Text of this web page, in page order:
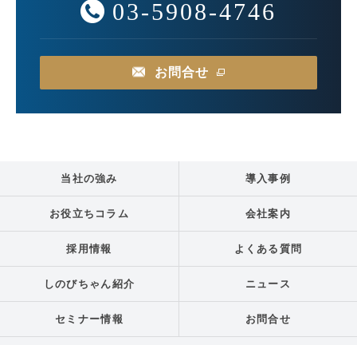
03-5908-4746
お問合せ
当社の強み 導入事例
お役立ちコラム 会社案内
採用情報 よくある質問
しのびちゃん紹介 ニュース
セミナー情報 お問合せ